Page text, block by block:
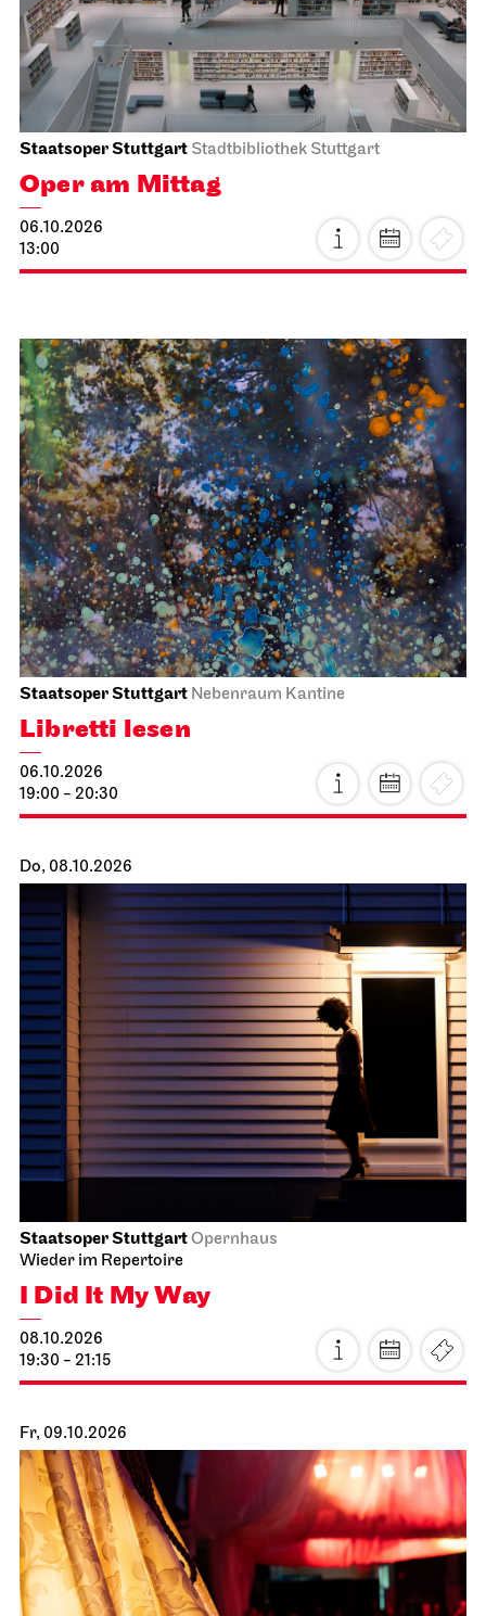
Staatsoper Stuttgart Stadtbibliothek Stuttgart
Oper am Mittag
06.10.2026
13:00
Staatsoper Stuttgart Nebenraum Kantine
Libretti lesen
06.10.2026
19:00 - 20:30
Do, 08.10.2026
Staatsoper StuttgartOpernhaus
Wieder im Repertoire
I Did It My Way
08.10.2026
19:30 - 21:15
Fr, 09.10.2026